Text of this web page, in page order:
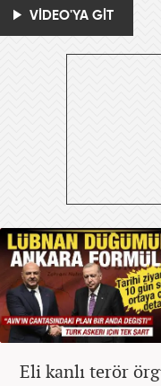
VİDEO'YA GİT
Eli kanlı terör